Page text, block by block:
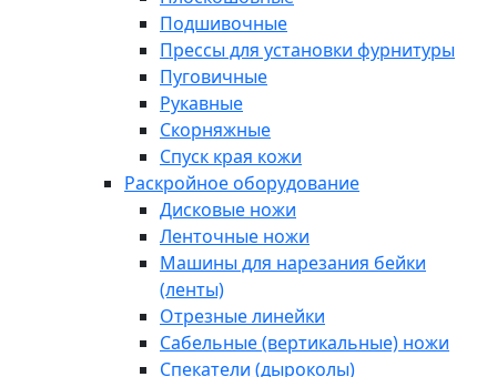
Подшивочные
Прессы для установки фурнитуры
Пуговичные
Рукавные
Скорняжные
Спуск края кожи
Раскройное оборудование
Дисковые ножи
Ленточные ножи
Машины для нарезания бейки
(ленты)
Отрезные линейки
Сабельные (вертикальные) ножи
Спекатели (дыроколы)